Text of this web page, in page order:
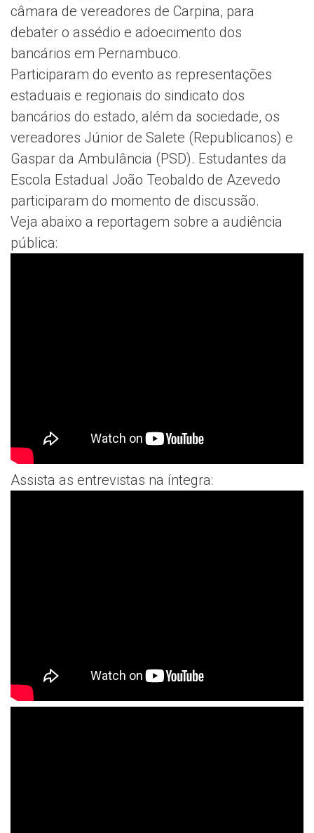
câmara de vereadores de Carpina, para
debater o assédio e adoecimento dos
bancários em Pernambuco.
Participaram do evento as representações
estaduais e regionais do sindicato dos
bancários do estado, além da sociedade, os
vereadores Júnior de Salete (Republicanos) e
Gaspar da Ambulância (PSD). Estudantes da
Escola Estadual João Teobaldo de Azevedo
participaram do momento de discussão.
Veja abaixo a reportagem sobre a audiência
pública:
Assista as entrevistas na íntegra: